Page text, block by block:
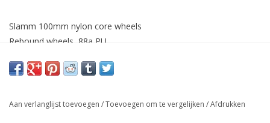
Slamm 100mm nylon core wheels
Rebound wheels, 88a PU
88A super high rebound
Aan verlanglijst toevoegen /Toevoegen om te vergelijken /Afdrukken